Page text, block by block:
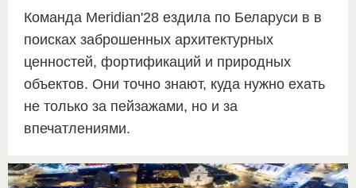
Команда Meridian'28 ездила по Беларуси в в
поисках заброшенных архитектурных
ценностей, фортификаций и природных
объектов. Они точно знают, куда нужно ехать
не только за пейзажами, но и за
впечатлениями.